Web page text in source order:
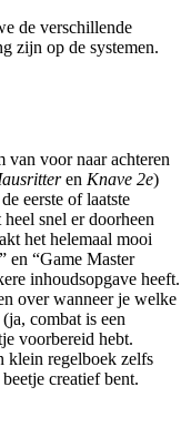
de verschillende
zijn op de systemen.
van voor naar achteren
en Knave 2e)
eerste of laatste
heel snel er doorheen
het helemaal mooi
en “Game Master
inhoudsopgave heeft.
over wanneer je welke
combat is een
voorbereid hebt.
klein regelboek zelfs
creatief bent.